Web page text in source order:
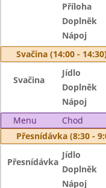
Příloha
Doplněk
Nápoj
Svačina (14:00 -
Svačina
Jídlo
Doplněk
Nápoj
Menu
Chod
Přesnídávka (8:30 -
Přesnídávka
Jídlo
Doplněk
Nápoj